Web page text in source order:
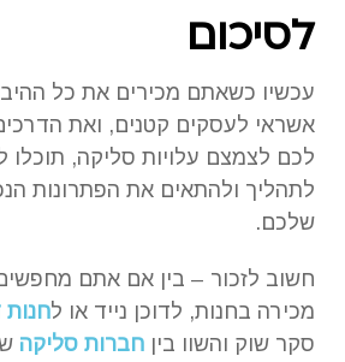
לסיכום
עכשיו כשאתם מכירים את כל
אשראי לעסקים קטנים, ואת
לכם לצמצם עלויות סליקה, תוכלו
לתהליך ולהתאים את הפתרונות
שלכם.
חשוב לזכור – בין אם אתם
מכירה בחנות, לדוכן נייד או לחנות
סקר שוק והשוו בין חברות סליקה